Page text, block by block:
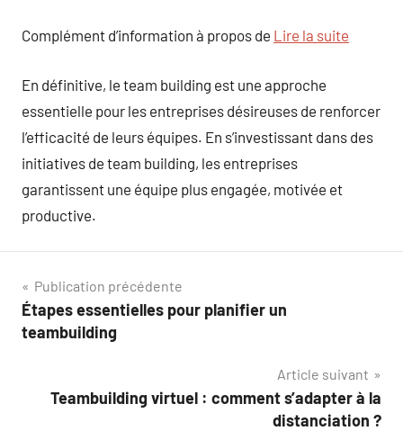
Complément d’information à propos de Lire la suite
En définitive, le team building est une approche
essentielle pour les entreprises désireuses de renforcer
l’efficacité de leurs équipes. En s’investissant dans des
initiatives de team building, les entreprises
garantissent une équipe plus engagée, motivée et
productive.
Navigation
de
Publication précédente
Étapes essentielles pour planifier un
teambuilding
Article suivant
Teambuilding virtuel : comment s’adapter à la
distanciation ?